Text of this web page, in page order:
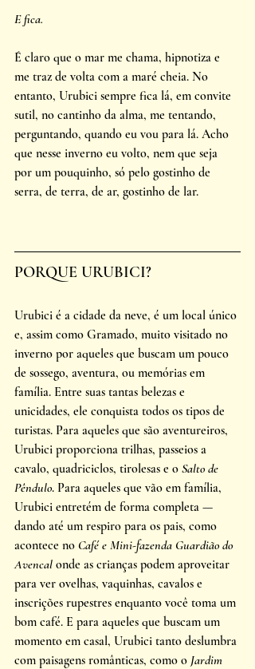
E fica.
É claro que o mar me chama, hipnotiza e
me traz de volta com a maré cheia. No
entanto, Urubici sempre fica lá, em convite
sutil, no cantinho da alma, me tentando,
perguntando, quando eu vou para lá. Acho
que nesse inverno eu volto, nem que seja
por um pouquinho, só pelo gostinho de
serra, de terra, de ar, gostinho de lar.
PORQUE URUBICI?
Urubici é a cidade da neve, é um local único
e, assim como Gramado, muito visitado no
inverno por aqueles que buscam um pouco
de sossego, aventura, ou memórias em
família. Entre suas tantas belezas e
unicidades, ele conquista todos os tipos de
turistas. Para aqueles que são aventureiros,
Urubici proporciona trilhas, passeios a
cavalo, quadriciclos, tirolesas e o Salto de
Pêndulo. Para aqueles que vão em família,
Urubici entretém de forma completa —
dando até um respiro para os pais, como
acontece no Café e Mini-fazenda Guardião do
Avencal onde as crianças podem aproveitar
para ver ovelhas, vaquinhas, cavalos e
inscrições rupestres enquanto você toma um
bom café. E para aqueles que buscam um
momento em casal, Urubici tanto deslumbra
com paisagens românticas, como o Jardim